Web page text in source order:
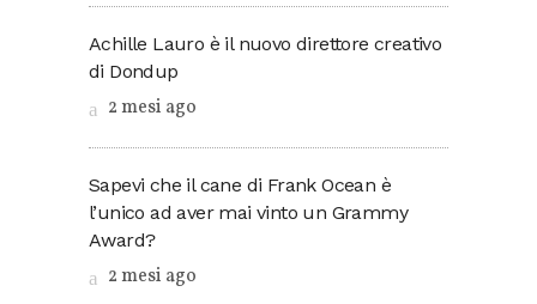
Achille Lauro è il nuovo direttore creativo
di Dondup
2 mesi ago
Sapevi che il cane di Frank Ocean è
l’unico ad aver mai vinto un Grammy
Award?
2 mesi ago